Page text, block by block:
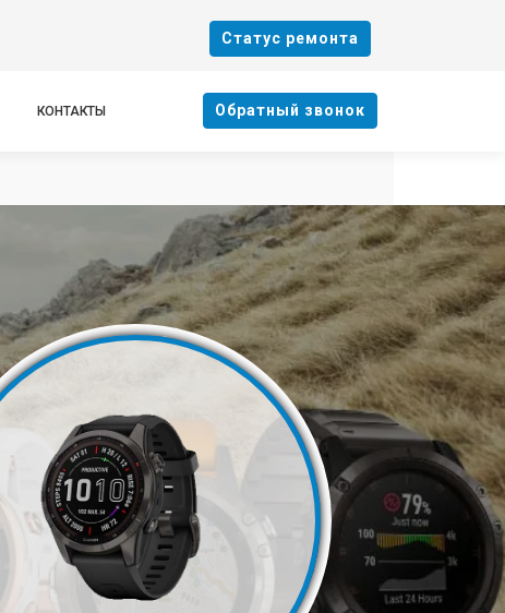
Cтатус ремонта
КОНТАКТЫ Oбратный звонок